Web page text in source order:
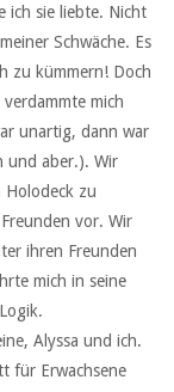
ich sie liebte. Nicht
Schwäche. Es
zu kümmern! Doch
mich
unartig, dann war
und aber.). Wir
Holodeck zu
vor. Wir
ihren Freunden
mich in seine
Alyssa und ich.
für Erwachsene